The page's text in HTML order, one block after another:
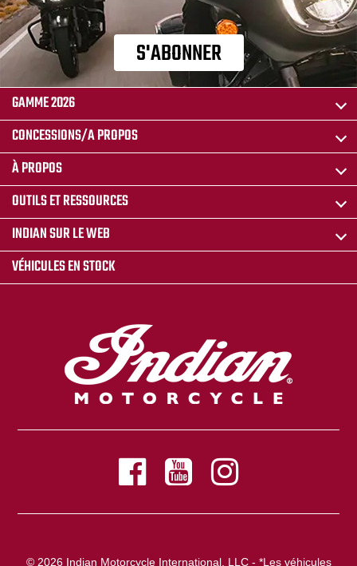
S'ABONNER
GAMME 2026
CONCESSIONS/A PROPOS
À PROPOS
OUTILS ET RESSOURCES
INDIAN SUR LE WEB
VÉHICULES EN STOCK
© 2026 Indian Motorcycle International, LLC - *Les véhicules